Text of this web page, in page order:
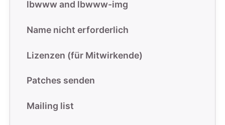
lbwww and lbwww-img
Name nicht erforderlich
Lizenzen (für Mitwirkende)
Patches senden
Mailing list